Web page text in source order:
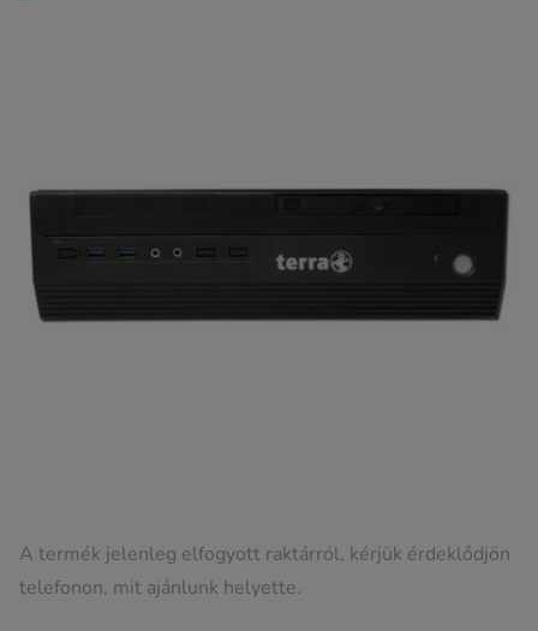
A termék jelenleg elfogyott raktárról, kérjük érdeklődjön
telefonon, mit ajánlunk helyette.